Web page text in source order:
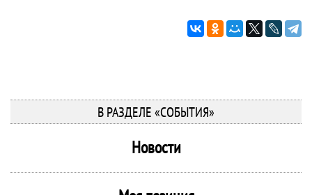
В РАЗДЕЛЕ «СОБЫТИЯ»
Новости